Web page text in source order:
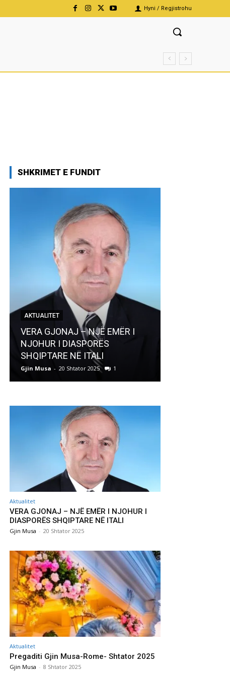
Hyni / Regjistrohu
SHKRIMET E FUNDIT
AKTUALITET
VERA GJONAJ – NJË EMËR I
NJOHUR I DIASPORËS
SHQIPTARE NË ITALI
Gjin Musa - 20 Shtator 2025 1
Aktualitet
VERA GJONAJ – NJË EMËR I NJOHUR I
DIASPORËS SHQIPTARE NË ITALI
Gjin Musa - 20 Shtator 2025
Aktualitet
Pregaditi Gjin Musa-Rome- Shtator 2025
Gjin Musa - 8 Shtator 2025